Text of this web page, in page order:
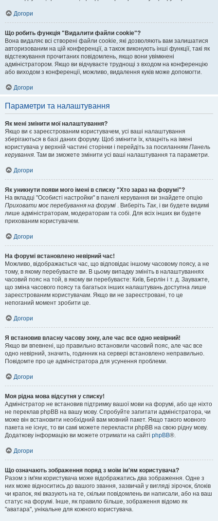
Догори
Що робить функція "Видалити файли cookie"?
Вона видаляє всі створені файли cookie, які дозволяють вам залишатися
авторизованим на цій конференції, а також виконують інші функції, такі як
відстежування прочитаних повідомлень, якщо вони увімкнені
адміністратором. Якщо ви відчуваєте труднощі з входом на конференцію
або виходом з конференції, можливо, видалення куків може допомогти.
Догори
Параметри та налаштування
Як мені змінити мої налаштування?
Якщо ви є зареєстрованим користувачем, усі ваші налаштування
зберігаються в базі даних форуму. Щоб змінити їх, клацніть на імені
користувача у верхній частині сторінки і перейдіть за посиланням Панель
керування. Там ви зможете змінити усі ваші налаштування та параметри.
Догори
Як уникнути появи мого імені в списку "Хто зараз на форумі"?
На вкладці "Особисті настройки" в панелі керування ви знайдете опцію
Приховати моє перебування на форумі . Виберіть Так, і ви будете видимі
лише адміністраторам, модераторам та собі. Для всіх інших ви будете
прихованим користувачем.
Догори
На форумі встановлено невірний час!
Можливо, відображається час, що відповідає іншому часовому поясу, а не
тому, в якому перебуваєте ви. В цьому випадку змініть в налаштуваннях
часовий пояс на той, в якому ви перебуваєте: Київ, Берлін і т. д. Зауважте,
що зміна часового поясу та багатьох інших налаштувань доступна лише
зареєстрованим користувачам. Якщо ви не зареєстровані, то це
непоганий момент зробити це.
Догори
Я встановив власну часову зону, але час все одно невірний!
Якщо ви впевнені, що правильно встановили часовий пояс, але час все
одно невірний, значить, годинник на сервері встановлено неправильно.
Повідомте про це адміністратора для усунення проблеми.
Догори
Моя рідна мова відсутня у списку!
Адміністратор не встановив підтримку вашої мови на форумі, або ще ніхто
не переклав phpBB на вашу мову. Спробуйте запитати адміністратора, чи
може він встановити необхідний вам мовний пакет. Якщо такого мовного
пакета не існує, то ви самі можете перекласти phpBB на свою рідну мову.
Додаткову інформацію ви можете отримати на сайті phpBB®.
Догори
Що означають зображення поряд з моїм ім'ям користувача?
Разом з ім'ям користувача може відображатись два зображення. Одне з
них може відноситись до вашого звання, зазвичай у вигляді зірочок, блоків
чи крапок, які вказують на те, скільки повідомлень ви написали, або на ваш
статус на форумі. Інше, як правило більше, зображення відомо як
"аватара", унікальне для кожного користувача.